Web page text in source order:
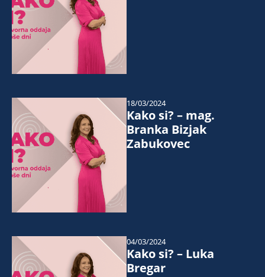
Kako si? – mag.
Branka Bizjak
Zabukovec
18/03/2024
Kako si? – Luka
Bregar
04/03/2024